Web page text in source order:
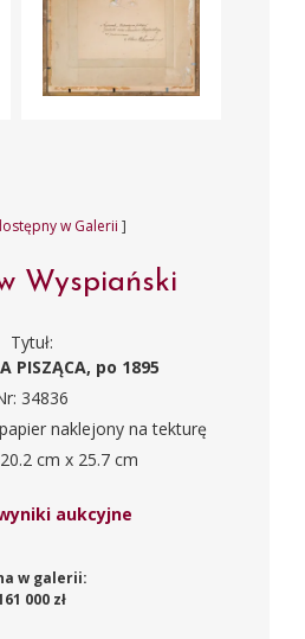
w Galerii ]
Wyspiański
Tytuł:
PISZĄCA, po 1895
34836
naklejony na tekturę
cm x 25.7 cm
aukcyjne
w galerii:
000 zł